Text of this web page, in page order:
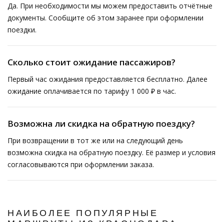
Да. При необходимости мы можем предоставить отчётные
документы. Сообщите об этом заранее при оформлении
поездки.
Сколько стоит ожидание пассажиров?
Первый час ожидания предоставляется бесплатно. Далее
ожидание оплачивается по тарифу 1 000 ₽ в час.
Возможна ли скидка на обратную поездку?
При возвращении в тот же или на следующий день
возможна скидка на обратную поездку. Её размер и условия
согласовываются при оформлении заказа.
НАИБОЛЕЕ ПОПУЛЯРНЫЕ